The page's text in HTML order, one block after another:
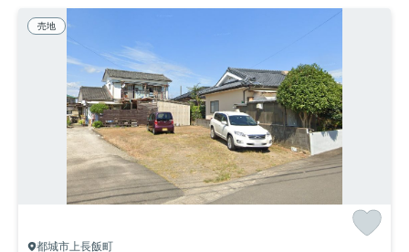
売地
都城市上長飯町